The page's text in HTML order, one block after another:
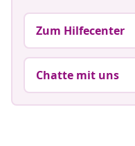
Zum Hilfecenter
Chatte mit uns